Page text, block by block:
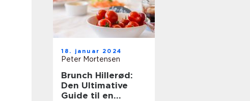
18. januar 2024
Peter Mortensen
Brunch Hillerød:
Den Ultimative
Guide til en